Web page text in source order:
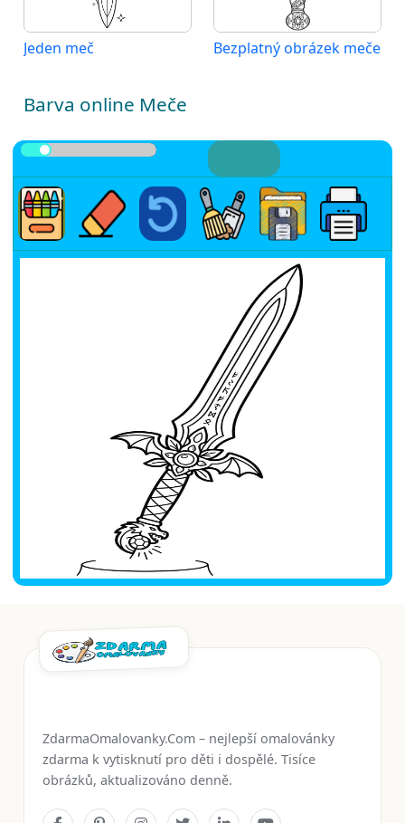
Jeden meč Bezplatný obrázek meče
Barva online Meče
ZdarmaOmalovanky.Com – nejlepší omalovánky
zdarma k vytisknutí pro děti i dospělé. Tisíce
obrázků, aktualizováno denně.